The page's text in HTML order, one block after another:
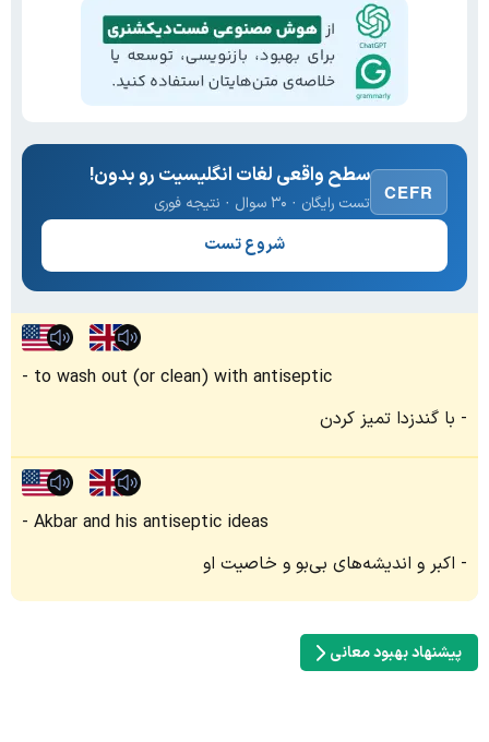
CEFR
سطح واقعی لغات انگلیسیت رو بدون!
تست رایگان · ۳۰ سوال · نتیجه فوری
شروع تست
to wash out (or clean) with antiseptic
با گندزدا تمیز کردن
Akbar and his antiseptic ideas
اکبر و اندیشه‌های بی‌بو و خاصیت او
پیشنهاد بهبود معانی